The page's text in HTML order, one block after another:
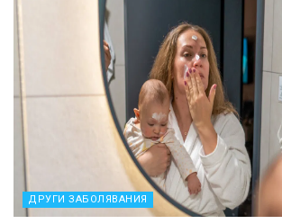
ДРУГИ ЗАБОЛЯВАНИЯ